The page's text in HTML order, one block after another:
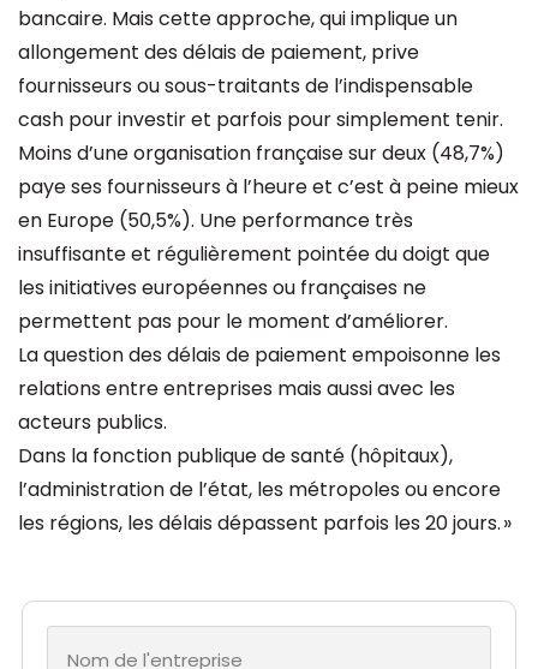
bancaire. Mais cette approche, qui implique un
allongement des délais de paiement, prive
fournisseurs ou sous-traitants de l’indispensable
cash pour investir et parfois pour simplement tenir.
Moins d’une organisation française sur deux (48,7%)
paye ses fournisseurs à l’heure et c’est à peine mieux
en Europe (50,5%). Une performance très
insuffisante et régulièrement pointée du doigt que
les initiatives européennes ou françaises ne
permettent pas pour le moment d’améliorer.
La question des délais de paiement empoisonne les
relations entre entreprises mais aussi avec les
acteurs publics.
Dans la fonction publique de santé (hôpitaux),
l’administration de l’état, les métropoles ou encore
les régions, les délais dépassent parfois les 20 jours. »